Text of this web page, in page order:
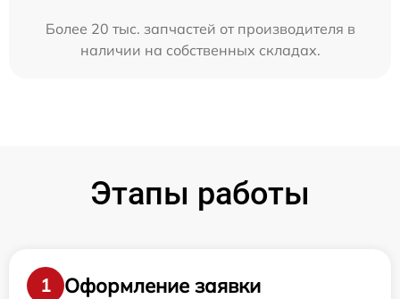
Более 20 тыс. запчастей от производителя в
наличии на собственных складах.
Этапы работы
1
Оформление заявки